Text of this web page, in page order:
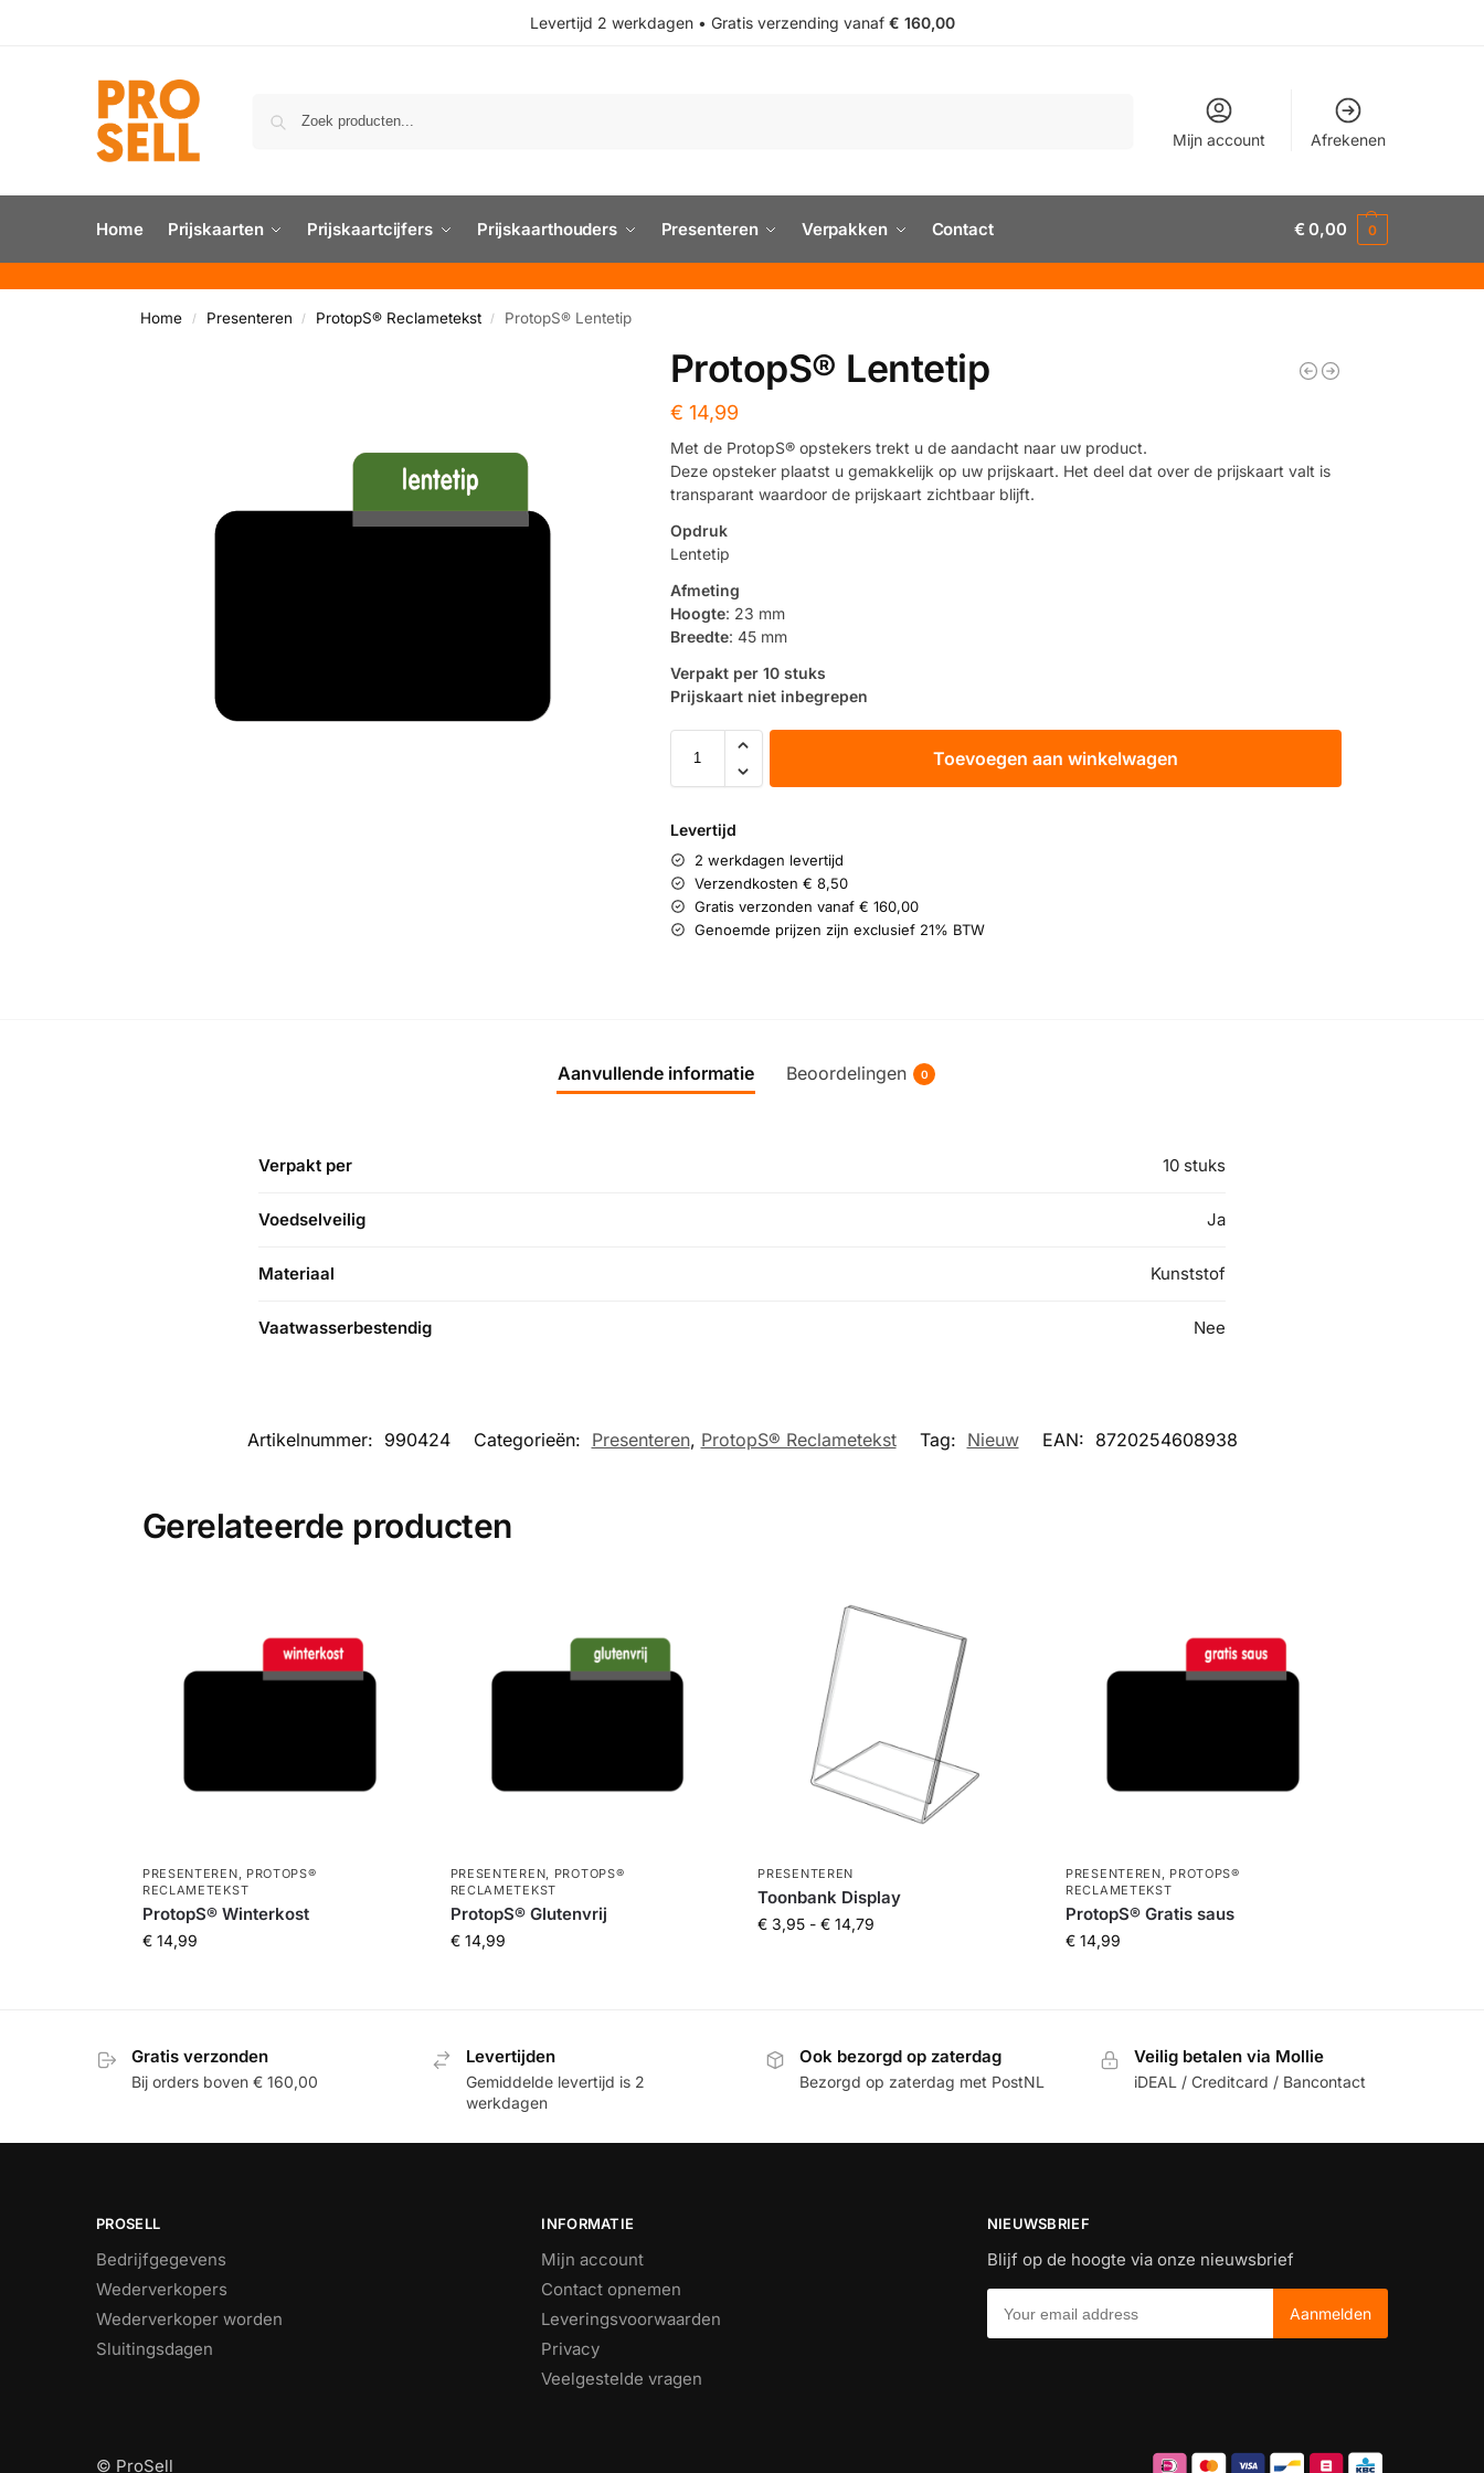
Levertijd 2 werkdagen • Gratis verzending vanaf € 160,00
Mijn account Afrekenen
Home Prijskaarten Prijskaartcijfers Prijskaarthouders Presenteren Verpakken Contact € 0,00 0
Home / Presenteren / ProtopS® Reclametekst / ProtopS® Lentetip
ProtopS® Lentetip
€ 14,99
Met de ProtopS® opstekers trekt u de aandacht naar uw product.
Deze opsteker plaatst u gemakkelijk op uw prijskaart. Het deel dat over de prijskaart valt is
transparant waardoor de prijskaart zichtbaar blijft.
Opdruk
Lentetip
Afmeting
Hoogte: 23 mm
Breedte: 45 mm
Verpakt per 10 stuks
Prijskaart niet inbegrepen
Toevoegen aan winkelwagen
Levertijd
2 werkdagen levertijd
Verzendkosten € 8,50
Gratis verzonden vanaf € 160,00
Genoemde prijzen zijn exclusief 21% BTW
Aanvullende informatie Beoordelingen 0
Verpakt per 10 stuks
Voedselveilig Ja
Materiaal Kunststof
Vaatwasserbestendig Nee
Artikelnummer: 990424 Categorieën: Presenteren, ProtopS® Reclametekst Tag: Nieuw EAN: 8720254608938
Gerelateerde producten
PRESENTEREN, PROTOPS®
RECLAMETEKST
ProtopS® Winterkost
€14,99
PRESENTEREN, PROTOPS®
RECLAMETEKST
ProtopS® Glutenvrij
€14,99
PRESENTEREN
Toonbank Display
€ 3,95 - € 14,79
PRESENTEREN, PROTOPS®
RECLAMETEKST
ProtopS® Gratis saus
€ 14,99
Gratis verzonden
Bij orders boven € 160,00
Levertijden
Gemiddelde levertijd is 2
werkdagen
Ook bezorgd op zaterdag
Bezorgd op zaterdag met PostNL
Veilig betalen via Mollie
iDEAL / Creditcard / Bancontact
PROSELL
Bedrijfgegevens
Wederverkopers
Wederverkoper worden
Sluitingsdagen
INFORMATIE
Mijn account
Contact opnemen
Leveringsvoorwaarden
Privacy
Veelgestelde vragen
NIEUWSBRIEF
Blijf op de hoogte via onze nieuwsbrief
© ProSell